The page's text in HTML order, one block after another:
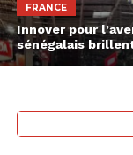
FRANCE
Innover pour
sénégalais